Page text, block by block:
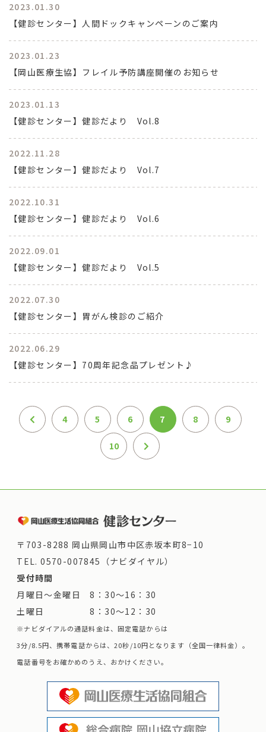
2023.01.30
【健診センター】人間ドックキャンペーンのご案内
2023.01.23
【岡山医療生協】フレイル予防講座開催のお知らせ
2023.01.13
【健診センター】健診だより Vol.8
2022.11.28
【健診センター】健診だより Vol.7
2022.10.31
【健診センター】健診だより Vol.6
2022.09.01
【健診センター】健診だより Vol.5
2022.07.30
【健診センター】胃がん検診のご紹介
2022.06.29
【健診センター】70周年記念品プレゼント♪
4 5 6 7 8 9
10
〒703-8288 岡山県岡山市中区赤坂本町8−10
TEL.0570-007845（ナビダイヤル）
受付時間
月曜日～金曜日 8：30～16：30
土曜日 8：30～12：30
※ナビダイアルの通話料金は、固定電話からは
3分/8.5円、携帯電話からは、20秒/10円となります（全国一律料金）。
電話番号をお確かめのうえ、おかけください。